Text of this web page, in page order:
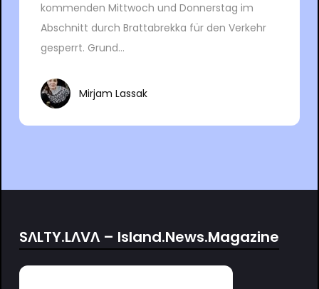
kommenden Mittwoch und Donnerstag im
Abschnitt durch Brattabrekka für den Verkehr
gesperrt. Grund...
Mirjam Lassak
SΛLTY.LΛVΛ – Island.News.Magazine